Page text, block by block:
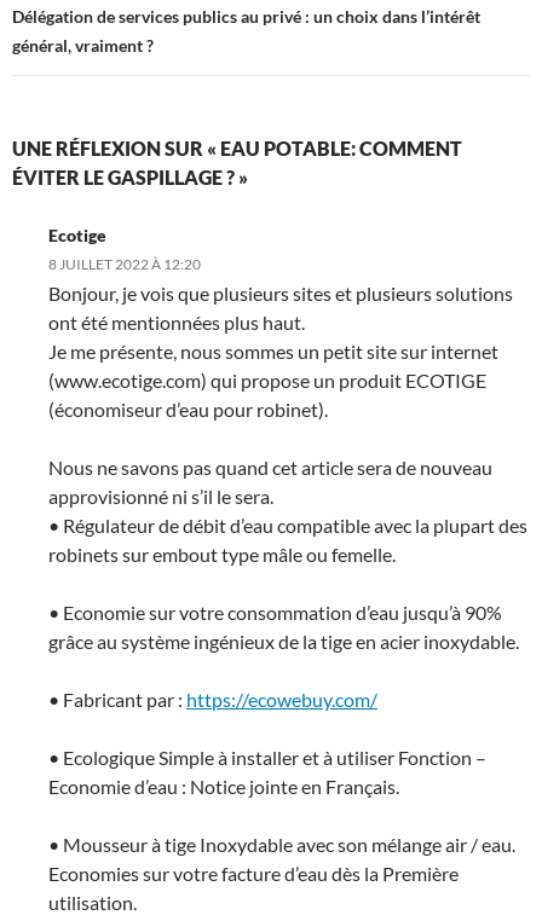
Délégation de services publics au privé : un choix dans l’intérêt
général, vraiment ?
UNE RÉFLEXION SUR « EAU POTABLE: COMMENT
ÉVITER LE GASPILLAGE ? »
Ecotige
8 JUILLET 2022 À 12:20
Bonjour, je vois que plusieurs sites et plusieurs solutions
ont été mentionnées plus haut.
Je me présente, nous sommes un petit site sur internet
(www.ecotige.com) qui propose un produit ECOTIGE
(économiseur d’eau pour robinet).
Nous ne savons pas quand cet article sera de nouveau
approvisionné ni s’il le sera.
• Régulateur de débit d’eau compatible avec la plupart des
robinets sur embout type mâle ou femelle.
• Economie sur votre consommation d’eau jusqu’à 90%
grâce au système ingénieux de la tige en acier inoxydable.
• Fabricant par : https://ecowebuy.com/
• Ecologique Simple à installer et à utiliser Fonction –
Economie d’eau : Notice jointe en Français.
• Mousseur à tige Inoxydable avec son mélange air / eau.
Economies sur votre facture d’eau dès la Première
utilisation.